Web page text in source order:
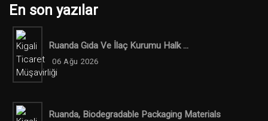
En son yazılar
Ruanda Gıda Ve İlaç Kurumu Halk ...
06 Ağu 2026
Ruanda, Biodegradable Packaging Materials